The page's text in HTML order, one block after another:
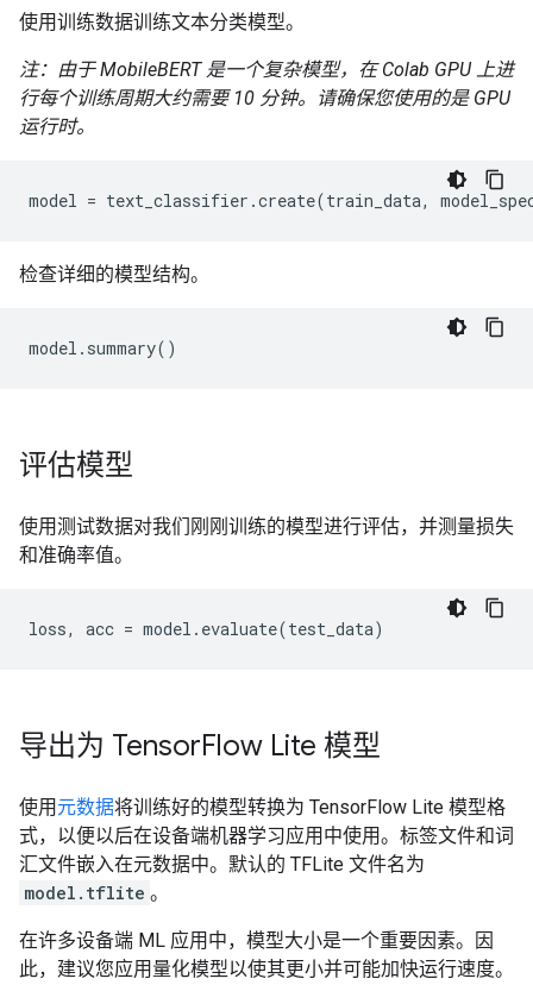
使用训练数据训练文本分类模型。
注：由于 MobileBERT 是一个复杂模型，在 Colab GPU 上进
行每个训练周期大约需要 10 分钟。请确保您使用的是 GPU
运行时。
检查详细的模型结构。
评估模型
使用测试数据对我们刚刚训练的模型进行评估，并测量损失
和准确率值。
导出为 TensorFlow Lite 模型
使用 元数据将训练好的模型转换为 TensorFlow Lite 模型格
式，以便以后在设备端机器学习应用中使用。标签文件和词
汇文件嵌入在元数据中。默认的 TFLite 文件名为
model.tflite 。
在许多设备端 ML 应用中，模型大小是一个重要因素。因
此，建议您应用量化模型以使其更小并可能加快运行速度。